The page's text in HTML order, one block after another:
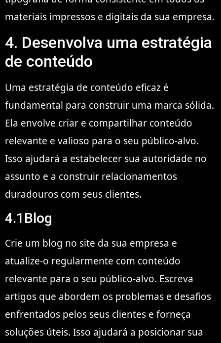
materiais impressos e digitais da sua empresa.
4. Desenvolva uma estratégia
de conteúdo
Uma estratégia de conteúdo eficaz é
fundamental para construir uma marca sólida.
Ela envolve criar e compartilhar conteúdo
relevante e valioso para o seu público-alvo.
Isso ajudará a estabelecer sua autoridade no
assunto e a construir relacionamentos
duradouros com seus clientes.
4.1Blog
Crie um blog no site da sua empresa e
atualize-o regularmente com conteúdo
relevante para o seu público-alvo. Escreva
artigos que abordem os problemas e desafios
enfrentados pelos seus clientes e forneça
soluções úteis. Isso ajudará a posicionar sua